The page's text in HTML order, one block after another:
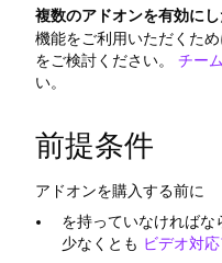
複数のアドオンを有効に
機能をご利用いただくた
をご検討ください。 チー
い。
前提条件
アドオンを購入する前に
を持っていなければな
少なくとも ビデオ対